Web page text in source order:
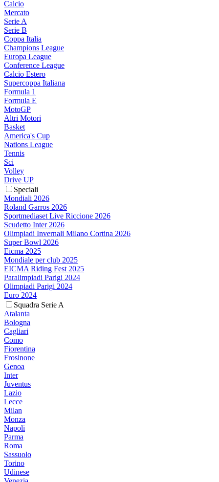
Calcio
Mercato
Serie A
Serie B
Coppa Italia
Champions League
Europa League
Conference League
Calcio Estero
Supercoppa Italiana
Formula 1
Formula E
MotoGP
Altri Motori
Basket
America's Cup
Nations League
Tennis
Sci
Volley
Drive UP
Speciali
Mondiali 2026
Roland Garros 2026
Sportmediaset Live Riccione 2026
Scudetto Inter 2026
Olimpiadi Invernali Milano Cortina 2026
Super Bowl 2026
Eicma 2025
Mondiale per club 2025
EICMA Riding Fest 2025
Paralimpiadi Parigi 2024
Olimpiadi Parigi 2024
Euro 2024
Squadra Serie A
Atalanta
Bologna
Cagliari
Como
Fiorentina
Frosinone
Genoa
Inter
Juventus
Lazio
Lecce
Milan
Monza
Napoli
Parma
Roma
Sassuolo
Torino
Udinese